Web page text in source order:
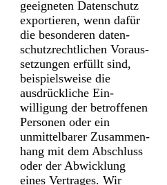
geeigneten Daten­schutz
exportieren, wenn dafür
die besonderen daten­
schutz­rechtlichen Voraus­
setzungen erfüllt sind,
beispielsweise die
ausdrückliche Ein­
willigung der betroffenen
Personen oder ein
unmittelbarer Zusammen­
hang mit dem Abschluss
oder der Abwicklung
eines Vertrages. Wir